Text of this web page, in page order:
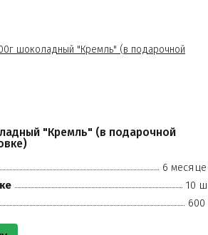
"Кремль" (в подарочной
6
10
600